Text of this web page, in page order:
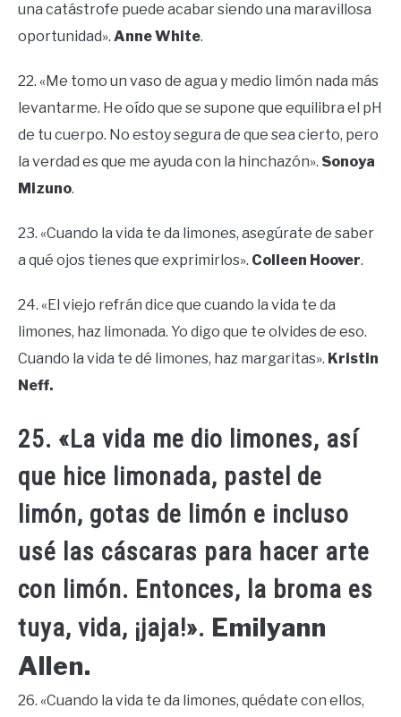
una catástrofe puede acabar siendo una maravillosa
oportunidad». Anne White.
22. «Me tomo un vaso de agua y medio limón nada más
levantarme. He oído que se supone que equilibra el pH
de tu cuerpo. No estoy segura de que sea cierto, pero
la verdad es que me ayuda con la hinchazón». Sonoya
Mizuno.
23. «Cuando la vida te da limones, asegúrate de saber
a qué ojos tienes que exprimirlos». Colleen Hoover.
24. «El viejo refrán dice que cuando la vida te da
limones, haz limonada. Yo digo que te olvides de eso.
Cuando la vida te dé limones, haz margaritas». Kristin
Neff.
25. «La vida me dio limones, así
que hice limonada, pastel de
limón, gotas de limón e incluso
usé las cáscaras para hacer arte
con limón. Entonces, la broma es
tuya, vida, ¡jaja!». Emilyann
Allen.
26. «Cuando la vida te da limones, quédate con ellos,